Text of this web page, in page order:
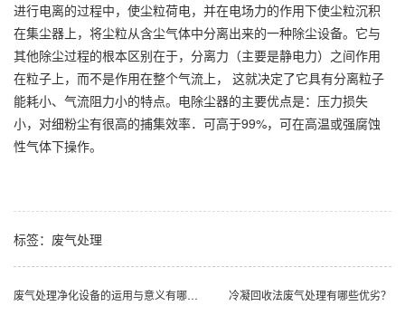
进行电离的过程中，使尘粒荷电，并在电场力的作用下使尘粒沉积
在集尘器上，将尘粒从含尘气体中分离出来的一种除尘设备。它与
其他除尘过程的根本区别在于，分离力（主要是静电力）之间作用
在粒子上，而不是作用在整个气流上， 这就决定了它具有分离粒子
能耗小、气流阻力小的特点。电除尘器的主要优点是：压力损失
小，对细粉尘有很高的捕集效率．可高于99%，可在高温或强腐蚀
性气体下操作。
标签：废气处理
废气处理净化设备的运用与意义有哪些？ 冷凝回收法废气处理有哪些优劣？